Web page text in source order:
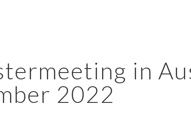
in
2022